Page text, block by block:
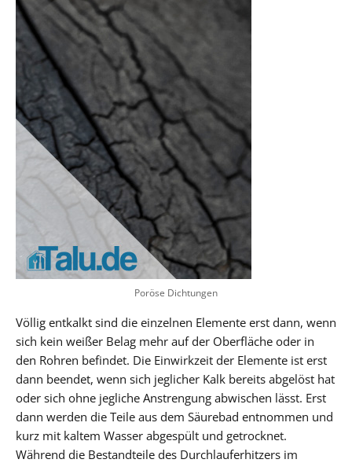
Poröse Dichtungen
Völlig entkalkt sind die einzelnen Elemente erst dann, wenn
sich kein weißer Belag mehr auf der Oberfläche oder in
den Rohren befindet. Die Einwirkzeit der Elemente ist erst
dann beendet, wenn sich jeglicher Kalk bereits abgelöst hat
oder sich ohne jegliche Anstrengung abwischen lässt. Erst
dann werden die Teile aus dem Säurebad entnommen und
kurz mit kaltem Wasser abgespült und getrocknet.
Während die Bestandteile des Durchlauferhitzers im